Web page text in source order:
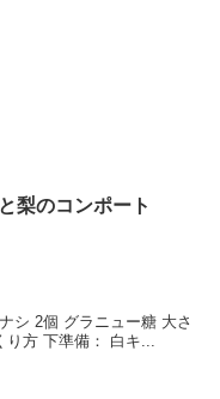
梨のコンポート
シ 2個 グラニュー糖 大さ
方 下準備： 白キ...